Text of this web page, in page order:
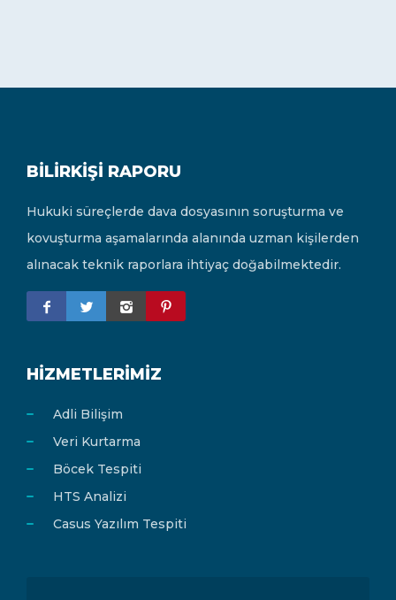
BILIRKIŞI RAPORU
Hukuki süreçlerde dava dosyasının soruşturma ve
kovuşturma aşamalarında alanında uzman kişilerden
alınacak teknik raporlara ihtiyaç doğabilmektedir.
HIZMETLERIMIZ
Adli Bilişim
Veri Kurtarma
Böcek Tespiti
HTS Analizi
Casus Yazılım Tespiti